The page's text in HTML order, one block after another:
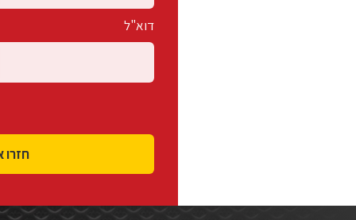
דוא"ל